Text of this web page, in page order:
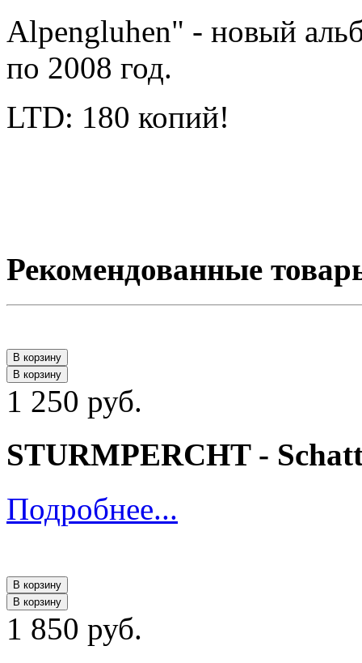
Alpengluhen" - новый
по 2008 год.
LTD: 180 копий!
Рекомендованные
В корзину
В корзину
1 250 руб.
STURMPERCHT -
Подробнее...
В корзину
В корзину
1 850 руб.